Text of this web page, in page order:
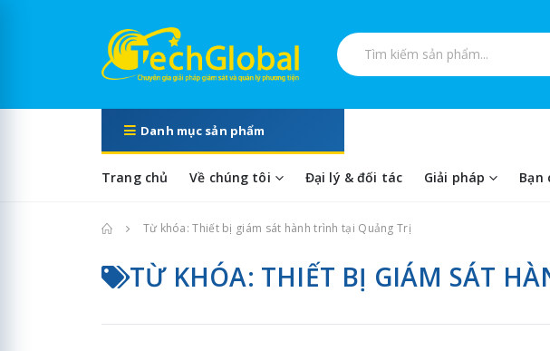
Tìm kiếm sản phẩm
Danh mục sản phẩm
Trang chủ Về chúng tôi Đại lý & đối tác Giải pháp Bạn
Trang chủTừ khóa: Thiết bị giám sát hành trình tại Quảng Trị
TỪ KHÓA: THIẾT BỊ GIÁM SÁT